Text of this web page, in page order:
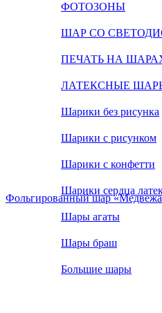
ФОТОЗОНЫ
ШАР СО
ПЕЧАТЬ НА
ЛАТЕКСНЫЕ
Шарики без рисунка
Шарики с рисунком
Шарики с конфетти
Шарики сердца
Шары агаты
Шары браш
Большие шары
Фольгированный шар